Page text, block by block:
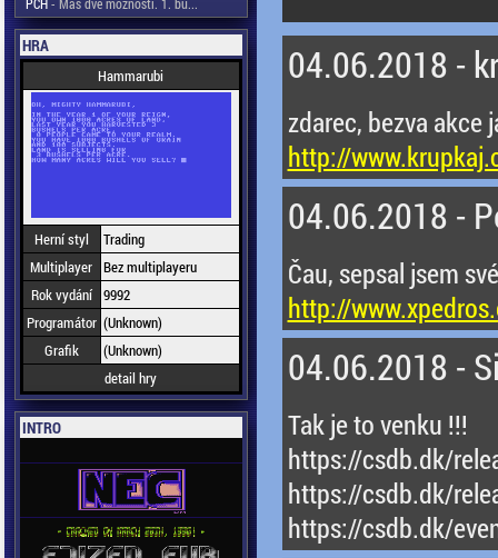
HRA
Hammarubi
Herní styl
Trading
Multiplayer Bez multiplayeru
Rok vydání 9992
Programátor (Unknown)
Grafik
(Unknown)
detail hry
INTRO
04.06.2018 -
zdarec, bezva akce
http://
04.06.2018 -
Čau, sepsal jsem
http://
04.06.2018 -
Tak je to venku !!!
https://csdb.dk/
https://csdb.dk/
https://csdb.dk/